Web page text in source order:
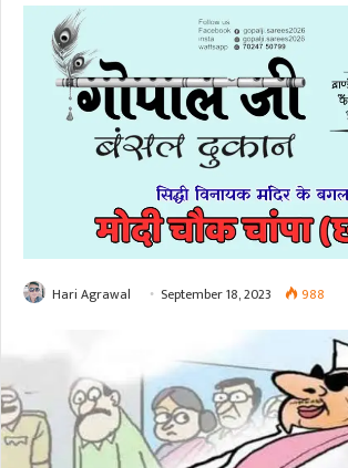
Hari Agrawal September 18, 2023 988